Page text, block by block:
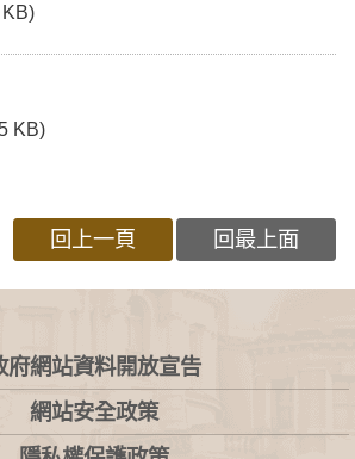
KB)
回上一頁 回最上面
府網站資料開放宣告
網站安全政策